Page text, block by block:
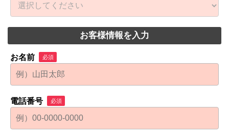
お客様情報を入力
お名前 必須
電話番号 必須